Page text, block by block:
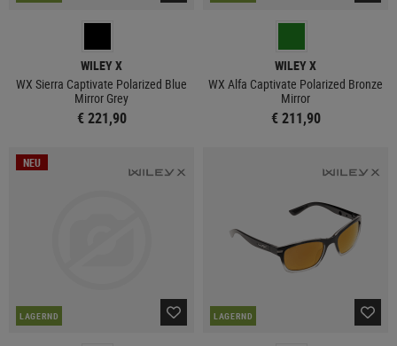
WILEY X
WX Sierra Captivate Polarized Blue
Mirror Grey
€ 221,90
WILEY X
WX Alfa Captivate Polarized Bronze
Mirror
€ 211,90
NEU
LAGERND LAGERND